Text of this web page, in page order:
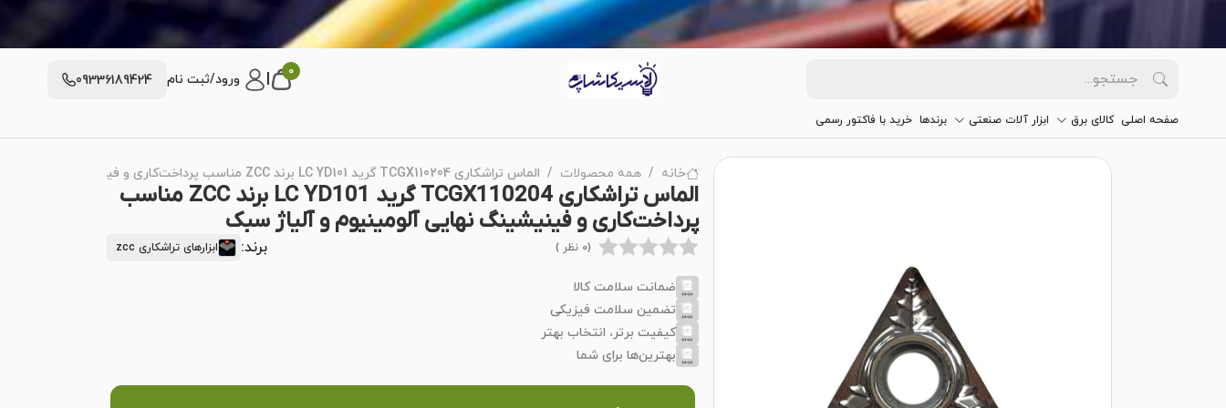
0 ورود/ثبت نام 09336189424
صفحه اصلی کالای برق ابزار آلات صنعتی برندها خرید با فاکتور رسمی
خانه همه محصولات الماس تراشکاری TCGX110204 گرید LC YD101 برند ZCC مناسب پرداخت‌کاری و فینیشینگ نهایی آلومینیوم و آلیاژ سبک
الماس تراشکاری TCGX110204 گرید LC YD101 برند ZCC مناسب
پرداخت‌کاری و فینیشینگ نهایی آلومینیوم و آلیاژ سبک
(0 نظر ) برند: ابزارهای تراشکاری zcc
ضمانت سلامت کالا
تضمین سلامت فیزیکی
کیفیت برتر، انتخاب بهتر
بهترین‌ها برای شما